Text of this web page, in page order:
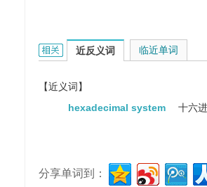
hexadecimal number system的相关
近反义词
【近义词】
hexadecimal system
十六
临近单词
分享单词到：